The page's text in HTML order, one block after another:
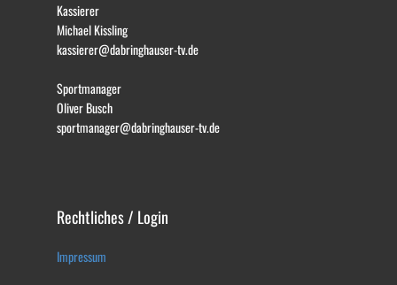
Kassierer
Michael Kissling
kassierer@dabringhauser-tv.de
Sportmanager
Oliver Busch
sportmanager@dabringhauser-tv.de
Rechtliches / Login
Impressum